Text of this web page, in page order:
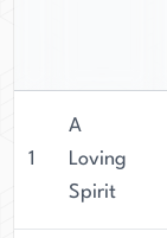
1
A
Loving
Spirit